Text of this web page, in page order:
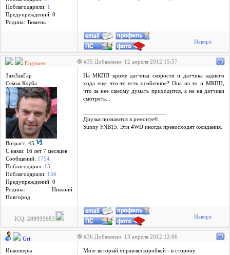
Поблагодарили: 1
Предупреждений: 0
Родина: Тюмень
Наверх
Engineer #35 Добавлено: 12 апреля 2012 15:57
ЗамЗавГар
Семья Клуба
Возраст: 45
С нами: 16 лет 7 месяцев
Сообщений: 1754
Поблагодарил: 15
Поблагодарили: 156
Предупреждений: 0
Родина: Нижний
Новгород
На МКПП кроме датчика скорости и датчика заднего
хода еще что-то есть особенное? Она на то и МКПП,
что за нее самому думать приходится, а не на датчики
смотреть...
Друзья познаются в ремонте©
Sunny FNB15. Эти 4WD иногда превосходят ожидания.
ICQ: 289999683 Наверх
Gri #36 Добавлено: 13 апреля 2012 12:06
Инженеры
Мозг который управлял коробкой - в сторону.